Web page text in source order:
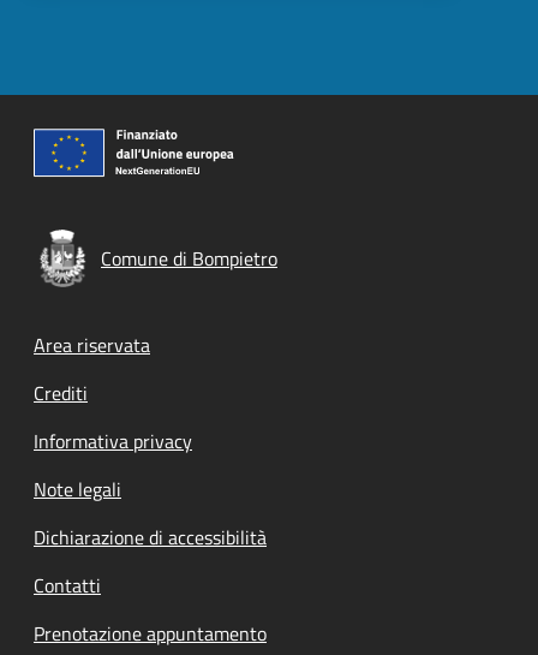
Comune di Bompietro
Footer menu
Area riservata
Crediti
Informativa privacy
Note legali
Dichiarazione di accessibilità
Contatti
Prenotazione appuntamento